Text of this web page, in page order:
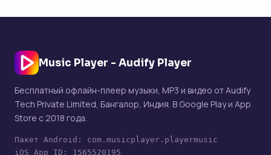
Music Player - Audify Player
Бесплатный офлайн-плеер музыки, MP3 и видео от Audify
Tech Private Limited, Бангалор, Индия. В Google Play и App
Store с 2018 года.
Пакет Android: com.musicplayer.playermusic
iOS App ID: 1565520195